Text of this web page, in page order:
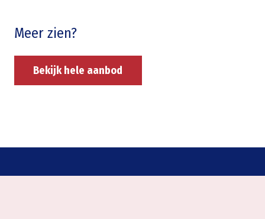
Meer zien?
Bekijk hele aanbod